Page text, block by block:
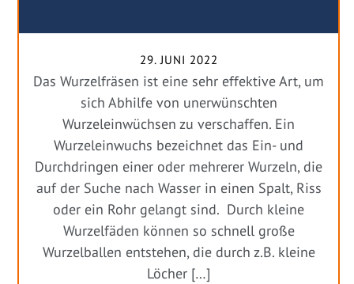
29. JUNI 2022
Das Wurzelfräsen ist eine sehr effektive Art, um
sich Abhilfe von unerwünschten
Wurzeleinwüchsen zu verschaffen. Ein
Wurzeleinwuchs bezeichnet das Ein- und
Durchdringen einer oder mehrerer Wurzeln, die
auf der Suche nach Wasser in einen Spalt, Riss
oder ein Rohr gelangt sind. Durch kleine
Wurzelfäden können so schnell große
Wurzelballen entstehen, die durch z.B. kleine
Löcher […]